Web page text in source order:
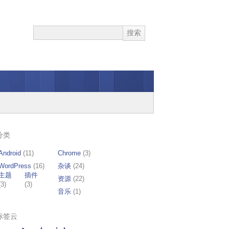
类
(11) Chrome (3)
(16)
题
插件
(3)
杂谈 (24)
资源 (22)
音乐 (1)
签云